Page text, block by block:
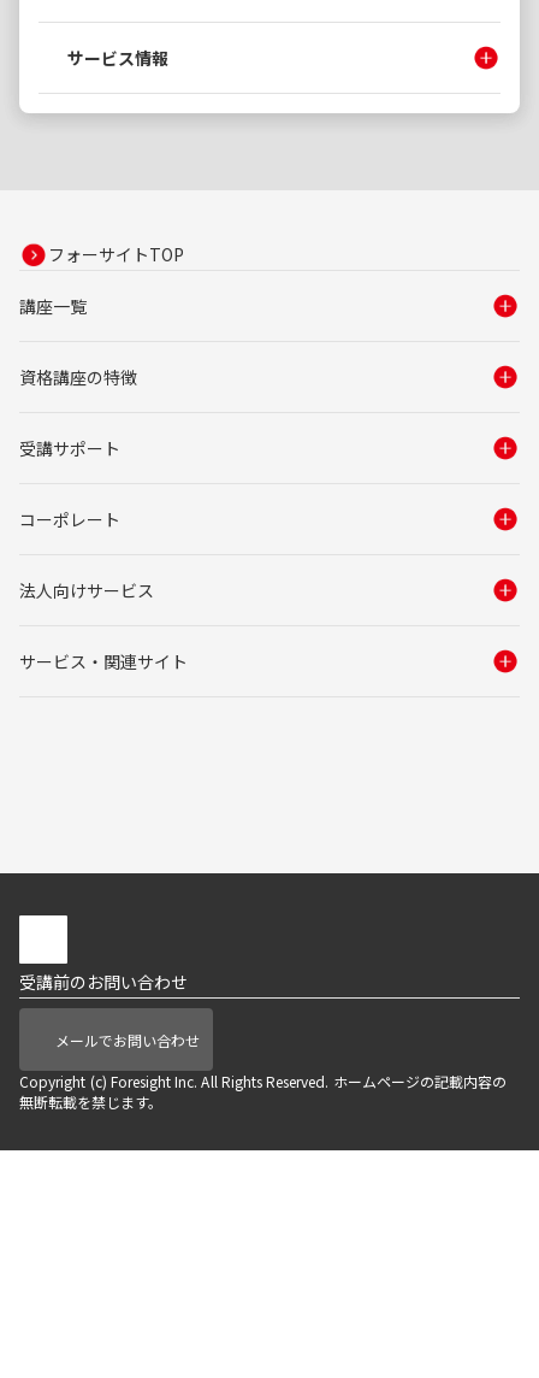
サービス情報
フォーサイトTOP
講座一覧
資格講座の特徴
受講サポート
コーポレート
法人向けサービス
サービス・関連サイト
受講前のお問い合わせ
メールでお問い合わせ
Copyright (c) Foresight Inc. All Rights Reserved. ホームページの記載内容の
無断転載を禁じます。